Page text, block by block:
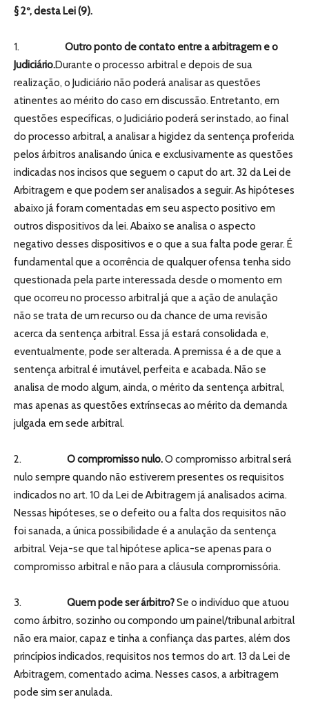
§ 2º, desta Lei (9).
1. Outro ponto de contato entre a arbitragem e o
Judiciário.Durante o processo arbitral e depois de sua
realização, o Judiciário não poderá analisar as questões
atinentes ao mérito do caso em discussão. Entretanto, em
questões específicas, o Judiciário poderá ser instado, ao final
do processo arbitral, a analisar a higidez da sentença proferida
pelos árbitros analisando única e exclusivamente as questões
indicadas nos incisos que seguem o caput do art. 32 da Lei de
Arbitragem e que podem ser analisados a seguir. As hipóteses
abaixo já foram comentadas em seu aspecto positivo em
outros dispositivos da lei. Abaixo se analisa o aspecto
negativo desses dispositivos e o que a sua falta pode gerar. É
fundamental que a ocorrência de qualquer ofensa tenha sido
questionada pela parte interessada desde o momento em
que ocorreu no processo arbitral já que a ação de anulação
não se trata de um recurso ou da chance de uma revisão
acerca da sentença arbitral. Essa já estará consolidada e,
eventualmente, pode ser alterada. A premissa é a de que a
sentença arbitral é imutável, perfeita e acabada. Não se
analisa de modo algum, ainda, o mérito da sentença arbitral,
mas apenas as questões extrínsecas ao mérito da demanda
julgada em sede arbitral.
2. O compromisso nulo.O compromisso arbitral será
nulo sempre quando não estiverem presentes os requisitos
indicados no art. 10 da Lei de Arbitragem já analisados acima.
Nessas hipóteses, se o defeito ou a falta dos requisitos não
foi sanada, a única possibilidade é a anulação da sentença
arbitral. Veja-se que tal hipótese aplica-se apenas para o
compromisso arbitral e não para a cláusula compromissória.
3. Quem pode ser árbitro?Se o indivíduo que atuou
como árbitro, sozinho ou compondo um painel/tribunal arbitral
não era maior, capaz e tinha a confiança das partes, além dos
princípios indicados, requisitos nos termos do art. 13 da Lei de
Arbitragem, comentado acima. Nesses casos, a arbitragem
pode sim ser anulada.